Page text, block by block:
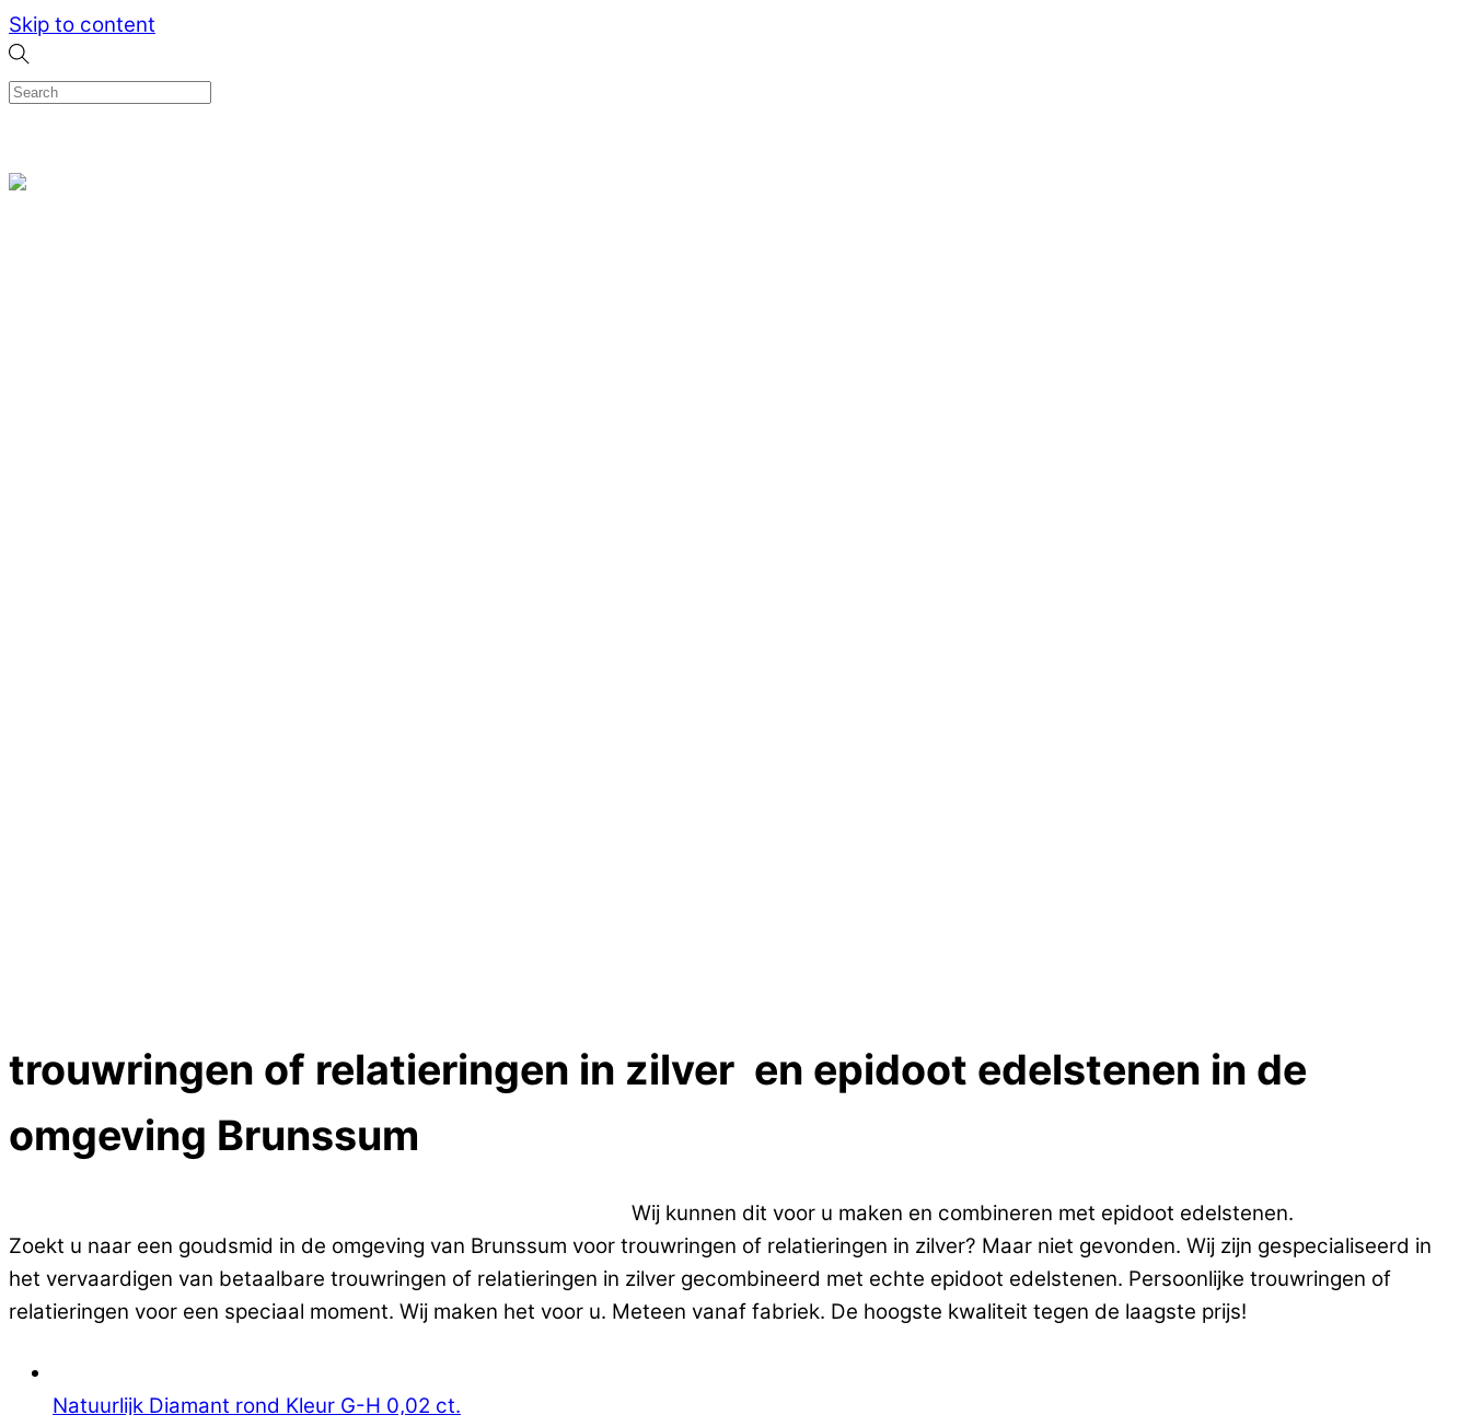
Skip to content
trouwringen of relatieringen in zilver en epidoot edelstenen in de
omgeving Brunssum
Wij kunnen dit voor u maken en combineren met epidoot edelstenen.
Zoekt u naar een goudsmid in de omgeving van Brunssum voor trouwringen of relatieringen in zilver? Maar niet gevonden. Wij zijn gespecialiseerd in
het vervaardigen van betaalbare trouwringen of relatieringen in zilver gecombineerd met echte epidoot edelstenen. Persoonlijke trouwringen of
relatieringen voor een speciaal moment. Wij maken het voor u. Meteen vanaf fabriek. De hoogste kwaliteit tegen de laagste prijs!
Natuurlijk Diamant rond Kleur G-H 0,02 ct.